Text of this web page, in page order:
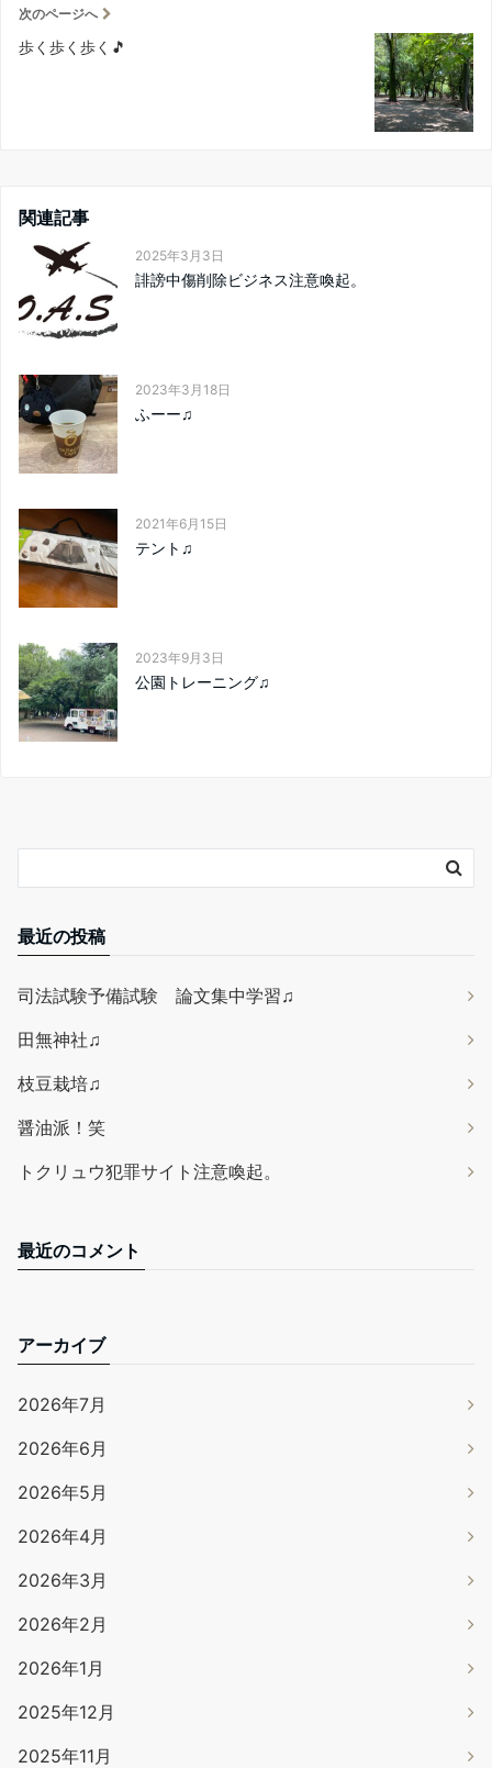
次のページへ
歩く歩く歩く🎵
関連記事
2025年3月3日
誹謗中傷削除ビジネス注意喚起。
2023年3月18日
ふーー♫
2021年6月15日
テント♫
2023年9月3日
公園トレーニング♫
最近の投稿
司法試験予備試験 論文集中学習♫
田無神社♫
枝豆栽培♫
醤油派！笑
トクリュウ犯罪サイト注意喚起。
最近のコメント
アーカイブ
2026年7月
2026年6月
2026年5月
2026年4月
2026年3月
2026年2月
2026年1月
2025年12月
2025年11月